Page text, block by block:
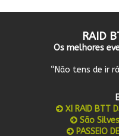
RAID
Os melhores
“Não tens de ir
XI RAID BTT
São
PASSEIO